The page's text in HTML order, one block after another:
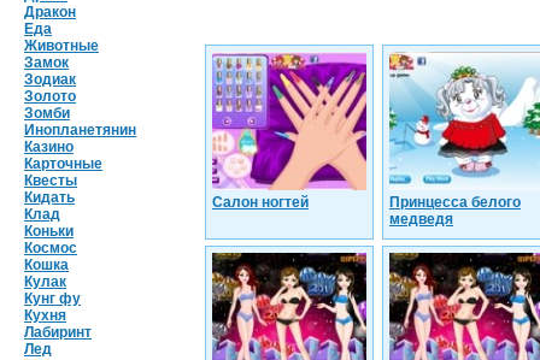
Дракон
Еда
Животные
Замок
Зодиак
Золото
Зомби
Инопланетянин
Казино
Карточные
Квесты
Кидать
Клад
Коньки
Космос
Кошка
Кулак
Кунг фу
Кухня
Лабиринт
Лед
Салон ногтей
Принцесса белого
медведя